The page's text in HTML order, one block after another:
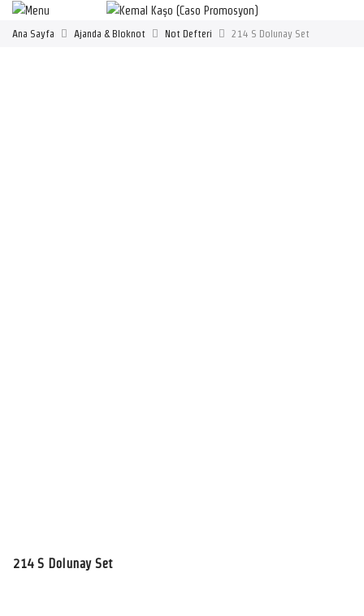
Ana Sayfa Ajanda & Bloknot Not Defteri 214 S Dolunay Set
214 S Dolunay Set